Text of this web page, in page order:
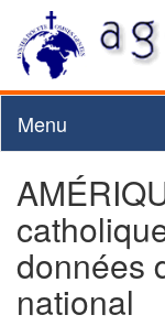
Menu
données
national